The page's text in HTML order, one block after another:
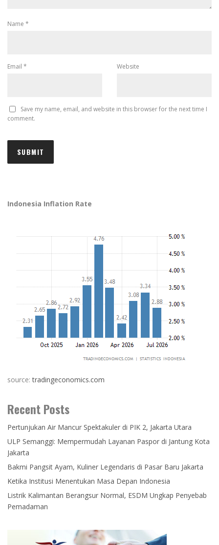
Name *
Email * Website
Save my name, email, and website in this browser for the next time I
comment.
Indonesia Inflation Rate
source:tradingeconomics.com
Recent Posts
Pertunjukan Air Mancur Spektakuler di PIK 2, Jakarta Utara
ULP Semanggi: Mempermudah Layanan Paspor di Jantung Kota
Jakarta
Bakmi Pangsit Ayam, Kuliner Legendaris di Pasar Baru Jakarta
Ketika Institusi Menentukan Masa Depan Indonesia
Listrik Kalimantan Berangsur Normal, ESDM Ungkap Penyebab
Pemadaman